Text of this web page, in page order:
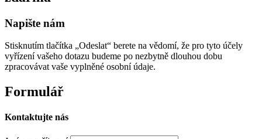
Napište nám
Stisknutím tlačítka „Odeslat“ berete na vědomí, že pro tyto účely
vyřízení vašeho dotazu budeme po nezbytně dlouhou dobu
zpracovávat vaše vyplněné osobní údaje.
Formulář
Kontaktujte nás